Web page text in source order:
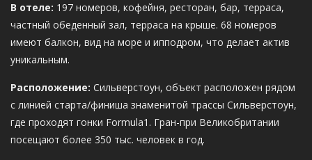
В отеле: 197 номеров, кофейня, ресторан, бар, терраса,
частный обеденный зал, терраса на крыше. 68 номеров
имеют балкон, вид на море и ипподром, что делает актив
уникальным.
Расположение: Сильверстоун, объект расположен рядом
с линией старта/финиша знаменитой трассы Сильверстоун,
где проходят гонки Formula1. Гран-при Великобритании
посещают более 350 тыс. человек в год.